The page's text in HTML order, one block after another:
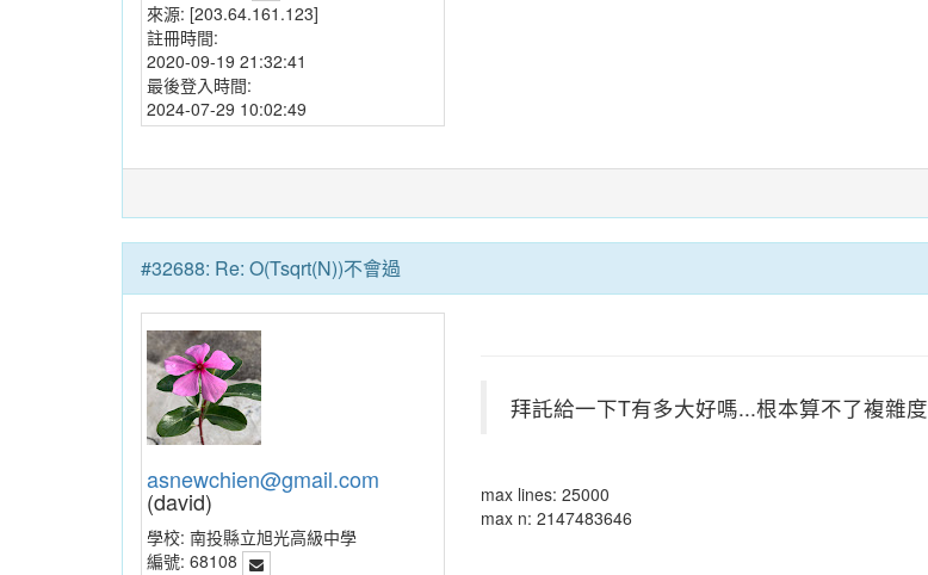
來源: [203.64.161.123]
註冊時間:
2020-09-19 21:32:41
最後登入時間:
2024-07-29 10:02:49
#32688: Re: O(Tsqrt(N))不會過
asnewchien@gmail.com
(david)
學校: 南投縣立旭光高級中學
編號: 68108
拜託給一下T有多大好嗎...根本算不了複雜度
max lines: 25000
max n: 2147483646